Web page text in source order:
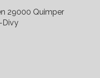
29000 Quimper
Divy